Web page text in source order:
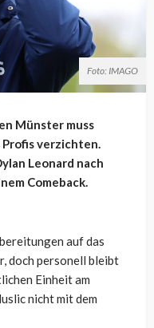
Foto: IMAGO
Münster muss
Profis verzichten.
Leonard nach
Comeback.
auf das
doch personell bleibt
Einheit am
nicht mit dem